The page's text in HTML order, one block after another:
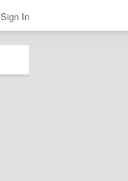
Sign In